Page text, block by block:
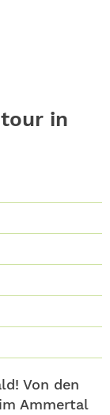
in
Von den
Ammertal